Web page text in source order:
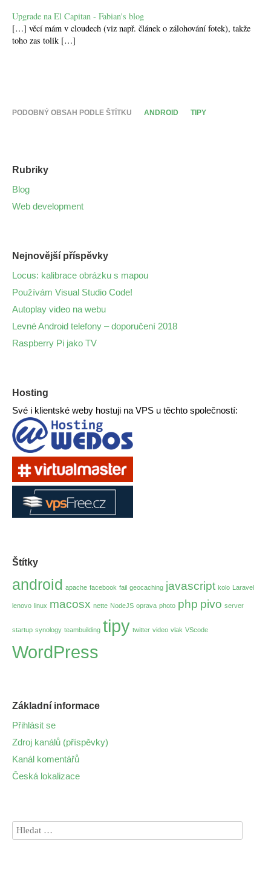
Upgrade na El Capitan - Fabian's blog
[…] věcí mám v cloudech (viz např. článek o zálohování fotek), takže
toho zas tolik […]
PODOBNÝ OBSAH PODLE ŠTÍTKU ANDROID TIPY
Rubriky
Blog
Web development
Nejnovější příspěvky
Locus: kalibrace obrázku s mapou
Používám Visual Studio Code!
Autoplay video na webu
Levné Android telefony – doporučení 2018
Raspberry Pi jako TV
Hosting
Své i klientské weby hostuji na VPS u těchto společností:
Štítky
android apache facebook fail geocaching javascript kolo Laravel
lenovo linux macosx nette NodeJS oprava photo php pivo server
startup synology teambuilding tipy twitter video vlak VScode
WordPress
Základní informace
Přihlásit se
Zdroj kanálů (příspěvky)
Kanál komentářů
Česká lokalizace